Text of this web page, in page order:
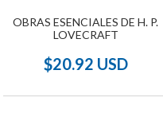
OBRAS ESENCIALES DE H. P.
LOVECRAFT
$20.92 USD